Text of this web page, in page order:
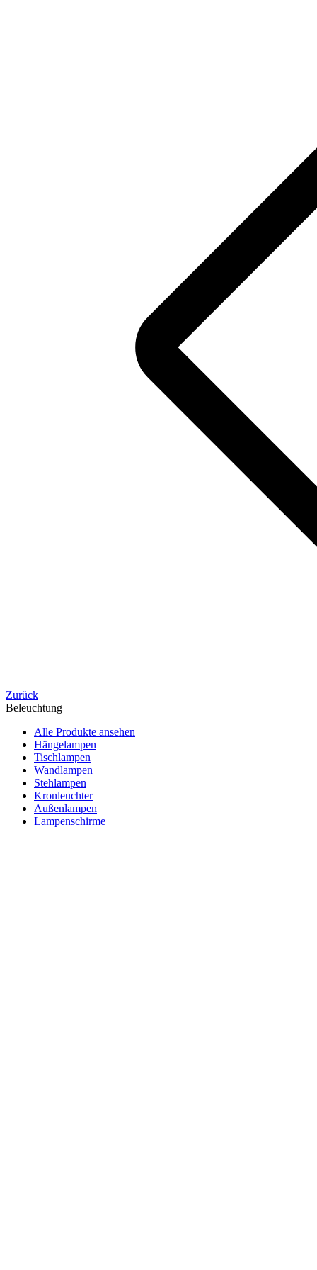
Zurück
Beleuchtung
Alle Produkte ansehen
Hängelampen
Tischlampen
Wandlampen
Stehlampen
Kronleuchter
Außenlampen
Lampenschirme